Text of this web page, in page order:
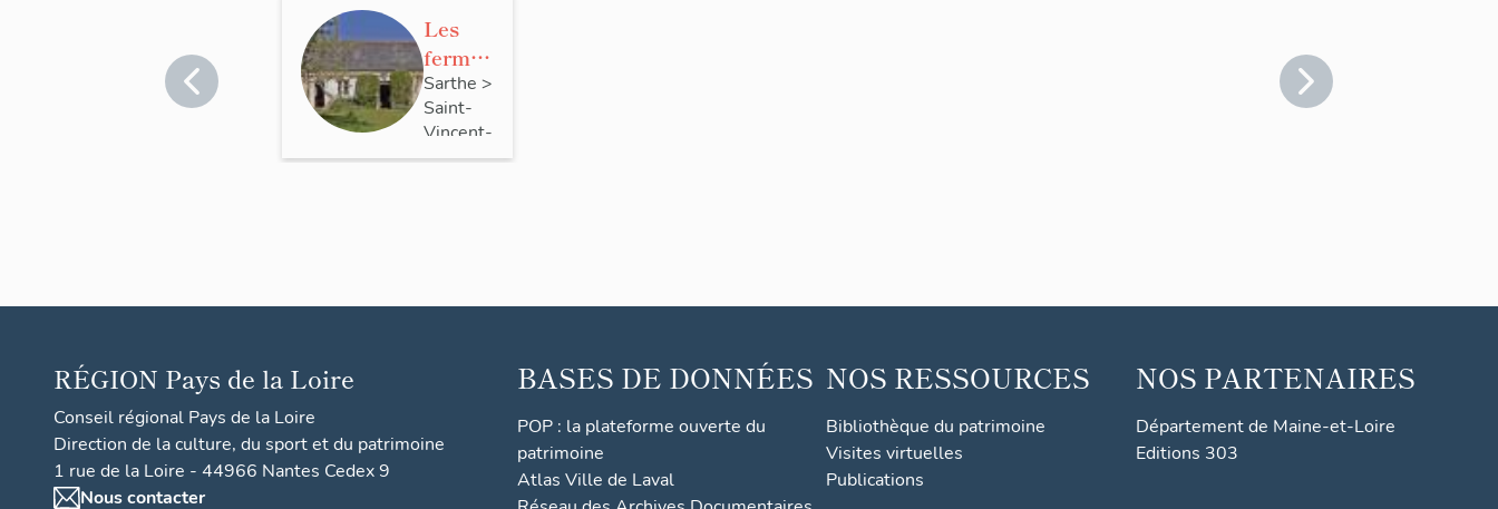
Les
fermes
de la
comm
une de
Sarthe >
Saint-
Vincent-
du-
RÉGION Pays de la Loire
Conseil régional Pays de la Loire
Direction de la culture, du sport et du patrimoine
1 rue de la Loire - 44966 Nantes Cedex 9
Nous contacter
BASES DE DONNÉES
POP : la plateforme ouverte du
patrimoine
Atlas Ville de Laval
NOS RESSOURCES
Bibliothèque du patrimoine
Visites virtuelles
Publications
NOS PARTENAIRES
Département de Maine-et-Loire
Editions 303